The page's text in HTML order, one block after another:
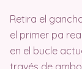
Retira el
el primer pa
en el bucle
través de